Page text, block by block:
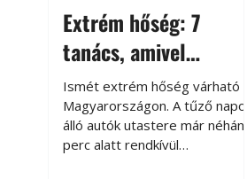
Extrém hőség: 7
tanács, amivel
megóvhatjuk
autónkat a nyári
károktól
Ismét extrém hőség várható
Magyarországon. A tűző napon
álló autók utastere már néhány
perc alatt rendkívül